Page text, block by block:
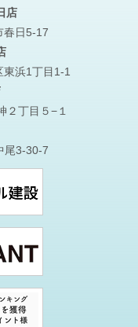
店
春日5-17
浜1丁目1-1
２丁目５−１
尾3-30-7